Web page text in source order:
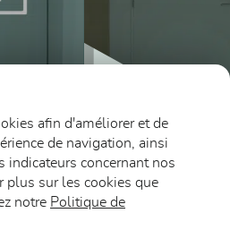
Blocs-portes
acoustiques (non
et feu)
afin d'améliorer et de
de navigation, ainsi
indicateurs concernant nos
plus sur les cookies que
notre Politique de